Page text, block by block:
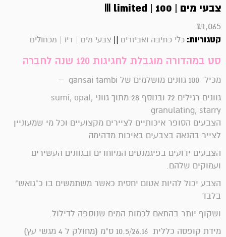
צבעי מים | 100 | Ⅲ limited
₪1,065
קטגוריות: כלי כתיבה ואביזרים || צבעי מים | דיו | מכחולים
סט במהדורה מוגבלת לחגיגות 120 שנה לחברה
מכיל 100 גוונים מושלמים של gansai tambi –
גוונים רגילים 72 ובנוסף 28 מתוך גווני sumi, opal,
granulating, starry
הצבעים הסופר איכותיים לציירים מקצועיים וכל מי שמעוניין
לצייר בהנאה בצבעים באיכות מדהימה
הצבעים ידועים בפיגמנטים המיוחדים ובגוונים העשירים
ועמוקים שלהם.
הצבע יכול להיות אטום יחסית כאשר משתמשים בו כ"גואש"
בלבד
ושקוף יותר בהתאם לכמות המים שנוספה לדילול.
מידת קופסה כללית 10.5/26.16 ס"מ (מחולק ל 4 מגשי עץ)